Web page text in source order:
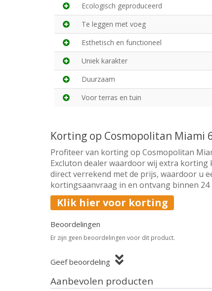
Ecologisch geproduceerd
Te leggen met voeg
Esthetisch en functioneel
Uniek karakter
Duurzaam
Voor terras en tuin
Korting op Cosmopolitan Miami
Profiteer van korting op Cosmopolitan
Excluton dealer waardoor wij extra
direct verrekend met de prijs, waardoor u
kortingsaanvraag in en ontvang binnen
Klik hier voor korting
Beoordelingen
Er zijn geen beoordelingen voor dit product.
Geef beoordeling
Aanbevolen producten